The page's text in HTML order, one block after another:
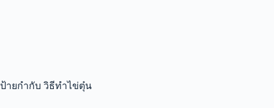
ป้ายกำกับ วิธีทำไข่ตุ๋น